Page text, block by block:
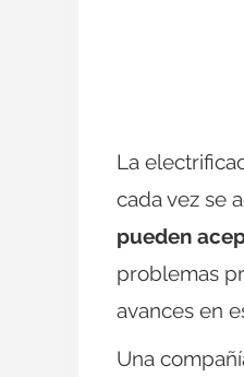
La
cada vez se
pueden
problemas
avances en
Una